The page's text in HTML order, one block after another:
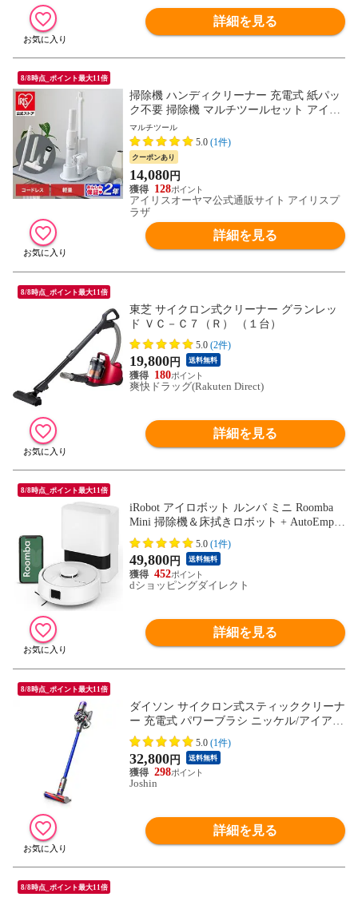
詳細を見る
8/8時点_ポイント最大11倍
掃除機 ハンディクリーナー 充電式 紙パッ
ク不要 掃除機 マルチツールセット アイリ
スオーヤマ HCD-22M-W ホワイト 【安心
延長保証対象】 [家電]
マルチツール
5.0 (1件)
クーポンあり
14,080円
128
アイリスオーヤマ公式通販サイト アイリスプ
ラザ
詳細を見る
8/8時点_ポイント最大11倍
東芝 サイクロン式クリーナー グランレッ
ド ＶＣ－Ｃ７（Ｒ） （１台）
5.0 (2件)
19,800円 送料無料
180
爽快ドラッグ(Rakuten Direct)
詳細を見る
8/8時点_ポイント最大11倍
iRobot アイロボット ルンバ ミニ Roomba
Mini 掃除機＆床拭きロボット + AutoEmpty
充電ステーション 白 SHIRO コンパクト
【国内正規品】 F155260
5.0 (1件)
49,800円 送料無料
452
dショッピングダイレクト
詳細を見る
8/8時点_ポイント最大11倍
ダイソン サイクロン式スティッククリーナ
ー 充電式 パワーブラシ ニッケル/アイア
ン/ブルー 【掃除機】Dyson V8 Slim Fluffy
Extra SV10KEXTBU 【返品種別A】
5.0 (1件)
32,800円 送料無料
298
Joshin
詳細を見る
8/8時点_ポイント最大11倍